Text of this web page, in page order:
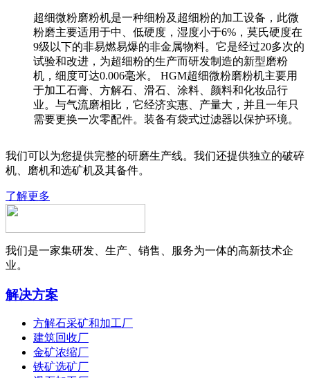
超细微粉磨粉机是一种细粉及超细粉的加工设备，此微
粉磨主要适用于中、低硬度，湿度小于6%，莫氏硬度在
9级以下的非易燃易爆的非金属物料。它是经过20多次的
试验和改进，为超细粉的生产而研发制造的新型磨粉
机，细度可达0.006毫米。 HGM超细微粉磨粉机主要用
于加工石膏、方解石、滑石、涂料、颜料和化妆品行
业。与气流磨相比，它经济实惠、产量大，并且一年只
需要更换一次零配件。装备有袋式过滤器以保护环境。
我们可以为您提供完整的研磨生产线。我们还提供独立的破碎
机、磨机和选矿机及其备件。
了解更多
我们是一家集研发、生产、销售、服务为一体的高新技术企
业。
解决方案
方解石采矿和加工厂
建筑回收厂
金矿浓缩厂
铁矿选矿厂